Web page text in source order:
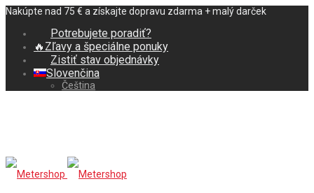
Nakúpte nad 75 € a získajte dopravu zdarma + malý darček
Potrebujete poradiť?
🔥Zľavy a špeciálne ponuky
Zistiť stav objednávky
Slovenčina
Čeština